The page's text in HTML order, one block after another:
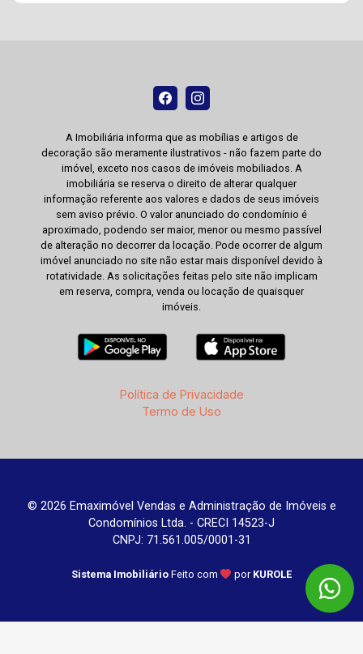
A Imobiliária informa que as mobílias e artigos de
decoração são meramente ilustrativos - não fazem parte do
imóvel, exceto nos casos de imóveis mobiliados. A
imobiliária se reserva o direito de alterar qualquer
informação referente aos valores e dados de seus imóveis
sem aviso prévio. O valor anunciado do condomínio é
aproximado, podendo ser maior, menor ou mesmo passível
de alteração no decorrer da locação. Pode ocorrer de algum
imóvel anunciado no site não estar mais disponível devido à
rotatividade. As solicitações feitas pelo site não implicam
em reserva, compra, venda ou locação de quaisquer
imóveis.
Política de Privacidade
Termo de Uso
© 2026 Emaximóvel Vendas e Administração de Imóveis e
Condomínios Ltda. - CRECI 14523-J
CNPJ: 71.561.005/0001-31
Sistema Imobiliário Feito com por KUROLE